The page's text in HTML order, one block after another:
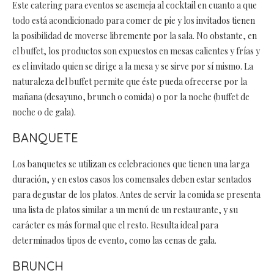
Este catering para eventos se asemeja al cocktail en cuanto a que
todo está acondicionado para comer de pie y los invitados tienen
la posibilidad de moverse libremente por la sala. No obstante, en
el buffet, los productos son expuestos en mesas calientes y frías y
es el invitado quien se dirige a la mesa y se sirve por sí mismo. La
naturaleza del buffet permite que éste pueda ofrecerse por la
mañana (desayuno, brunch o comida) o por la noche (buffet de
noche o de gala).
BANQUETE
Los banquetes se utilizan es celebraciones que tienen una larga
duración, y en estos casos los comensales deben estar sentados
para degustar de los platos. Antes de servir la comida se presenta
una lista de platos similar a un menú de un restaurante, y su
carácter es más formal que el resto. Resulta ideal para
determinados tipos de evento, como las cenas de gala.
BRUNCH